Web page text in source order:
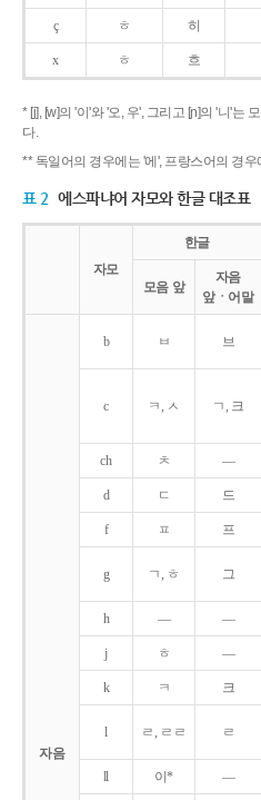
ç ㅎ 히
x ㅎ 흐
* [j], [w]의 '이'와 '오, 우', 그리고 [ɲ]의 '니'는
다.
** 독일어의 경우에는 '에', 프랑스어의 경우
표 2 에스파냐어 자모와 한글 대조표
자모
한글
모음 앞
자음
앞ㆍ어말
자음
b ㅂ 브
c ㅋ, ㅅ ㄱ, 크
ch ㅊ ―
d ㄷ 드
f ㅍ 프
g ㄱ, ㅎ 그
h ― ―
j ㅎ ―
k ㅋ 크
l ㄹ, ㄹㄹ ㄹ
ll 이* ―